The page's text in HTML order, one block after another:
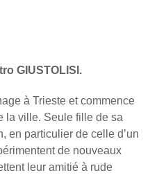
GIUSTOLISI.
à Trieste et commence
la ville. Seule fille de sa
en particulier de celle d’un
de nouveaux
leur amitié à rude